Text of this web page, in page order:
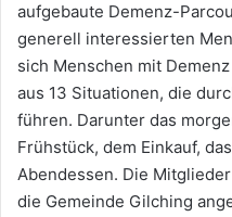
aufgebaute Demenz-
generell interessierten
sich Menschen mit
aus 13 Situationen, die
führen. Darunter das
Frühstück, dem Einkauf,
Abendessen. Die
die Gemeinde Gilching